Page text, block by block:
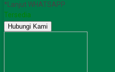
*Lanjut WHATSAPP
Tersedia
Hubungi Kami